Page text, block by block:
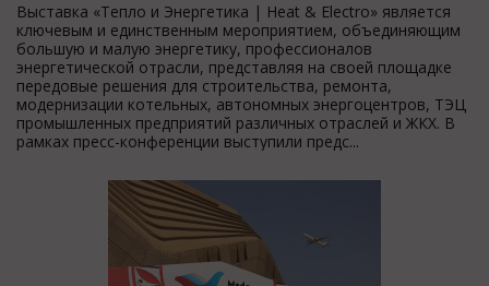
Выставка «Тепло и Энергетика | Heat & Electro» является
ключевым и единственным мероприятием, объединяющим
большую и малую энергетику, профессионалов
энергетической отрасли, представляя на своей площадке
передовые решения для строительства, ремонта,
модернизации котельных, автономных энергоцентров, ТЭЦ
промышленных предприятий различных отраслей и ЖКХ. В
рамках пресс-конференции выступили предс...